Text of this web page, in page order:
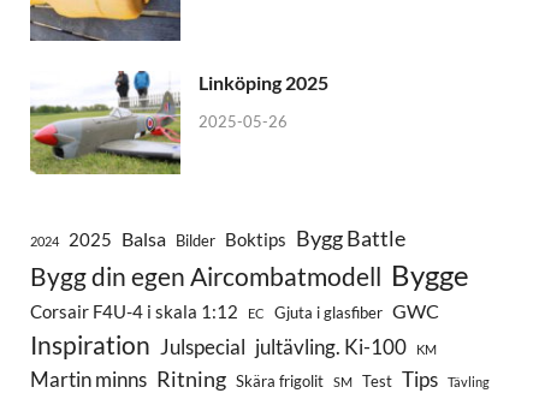
Linköping 2025
2025-05-26
2024 2025 Balsa Bilder Boktips Bygg Battle
Bygg din egen Aircombatmodell Bygge
Corsair F4U-4 i skala 1:12 EC Gjuta i glasfiber GWC
Inspiration Julspecial jultävling. Ki-100 KM
Martin minns Ritning Skära frigolit SM Test Tips Tävling